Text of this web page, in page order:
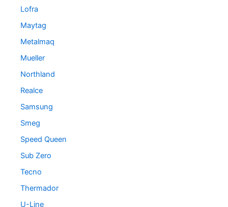
Lofra
Maytag
Metalmaq
Mueller
Northland
Realce
Samsung
Smeg
Speed Queen
Sub Zero
Tecno
Thermador
U-Line